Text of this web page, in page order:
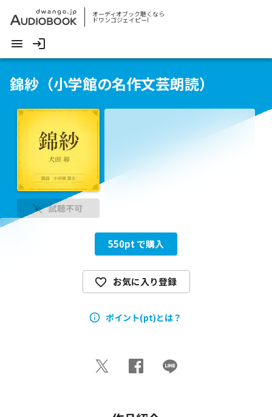
オーディオブック聴くなら
ドワンゴジェイピー!
錦紗（小学館の名作文芸朗読）
試聴不可
550pt で購入
お気に入り登録
ポイント(pt)とは？